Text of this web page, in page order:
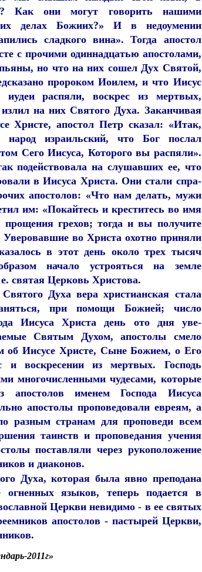
Как они могут говорить нашими
делах Божиих?» И в недоумении
сладкого вина». Тогда апостол
с прочими одиннадцатью апостолами,
но что на них сошел Дух Святой,
пророком Иоилем, и что Иисус
иудеи распяли, воскрес из мертвых,
на них Святого Духа. Заканчивая
Христе, апостол Петр сказал: «Итак,
народ израильский, что Бог послал
Сего Иисуса, Которого вы распяли».
подействовала на слушавших ее, что
в Иисуса Христа. Они стали спра-
апостолов: «Что нам делать, мужи
им: «Покайтесь и креститесь во имя
грехов; тогда и вы получите
во Христа охотно приняли
в этот день около трех тысяч
начало устрояться на земле
святая Церковь Христова.
Духа вера христианская стала
при помощи Божией; число
Иисуса Христа день ото дня уве-
Святым Духом, апостолы смело
об Иисусе Христе, Сыне Божием, о Его
и воскресении из мертвых. Господь
многочисленными чудесами, которые
апостолов именем Господа Иисуса
апостолы проповедовали евреям, а
разным странам для проповеди всем
таинств и проповедания учения
поставляли через рукоположение
и диаконов.
Духа, которая была явно преподана
огненных языков, теперь подается в
Церкви невидимо - в ее святых
апостолов - пастырей Церкви,
2011г»